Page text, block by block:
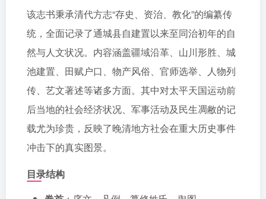
该志书秉承清代方志“存史、资治、教化”的编纂传
统，全面记录了通城县自建置以来至同治初年的自
然与人文状况。内容涵盖疆域沿革、山川形胜、城
池建置、田赋户口、物产风俗、官师选举、人物列
传、艺文著述等诸多方面。其中对太平天国运动前
后当地的社会经济状况、军事活动及民生凋敝的记
载尤为珍贵，反映了晚清地方社会在重大历史事件
冲击下的真实图景。
目录结构